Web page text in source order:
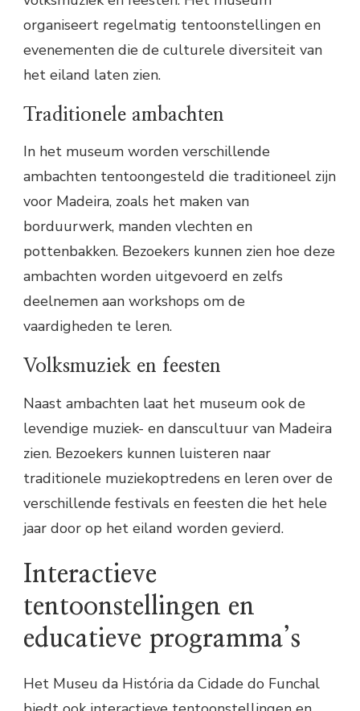
organiseert regelmatig tentoonstellingen en
evenementen die de culturele diversiteit van
het eiland laten zien.
Traditionele ambachten
In het museum worden verschillende
ambachten tentoongesteld die traditioneel zijn
voor Madeira, zoals het maken van
borduurwerk, manden vlechten en
pottenbakken. Bezoekers kunnen zien hoe deze
ambachten worden uitgevoerd en zelfs
deelnemen aan workshops om de
vaardigheden te leren.
Volksmuziek en feesten
Naast ambachten laat het museum ook de
levendige muziek- en danscultuur van Madeira
zien. Bezoekers kunnen luisteren naar
traditionele muziekoptredens en leren over de
verschillende festivals en feesten die het hele
jaar door op het eiland worden gevierd.
Interactieve
tentoonstellingen en
educatieve programma’s
Het Museu da História da Cidade do Funchal